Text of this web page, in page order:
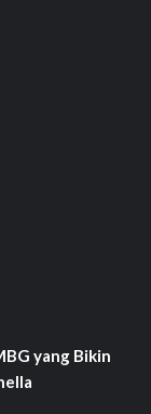
yang Bikin